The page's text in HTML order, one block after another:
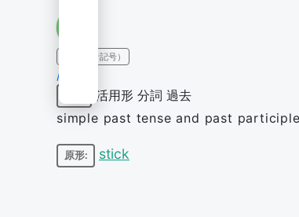
IPA（発音記号）
/ˈstʌk/
活用形 分詞 過去
simple past tense and past
原形: stick